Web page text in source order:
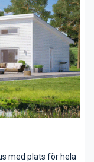
med plats för hela